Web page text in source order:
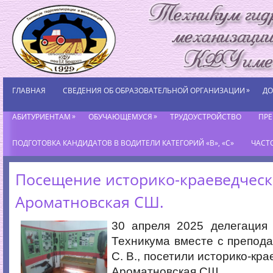
ГЛАВНАЯ СВЕДЕНИЯ ОБ ОБРАЗОВАТЕЛЬНОЙ ОРГАНИЗАЦИИ»
АБИТУРИЕНТАМ» ОБУЧАЮЩЕМУСЯ» ТРУДОУСТРОЙСТВО
ПОДГОТОВКА КАНДИДАТОВ В ВОДИТЕЛИ КАТЕГОРИЙ «В», «С»
Посещение историко-
Ароматновская СШ.
30 апреля 2025
Техникума вместе с
С. В., посетили историко-